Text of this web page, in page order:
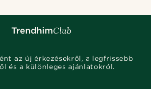
az új érkezésekről, a legfrissebb
és a különleges ajánlatokról.